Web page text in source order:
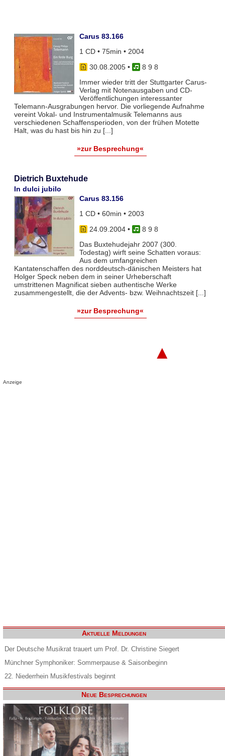
Carus 83.166
1 CD • 75min • 2004
30.08.2005•
8 9 8
Immer wieder tritt der Stuttgarter Carus-
Verlag mit Notenausgaben und CD-
Veröffentlichungen interessanter
Telemann-Ausgrabungen hervor. Die vorliegende Aufnahme
vereint Vokal- und Instrumentalmusik Telemanns aus
verschiedenen Schaffensperioden, von der frühen Motette
Halt, was du hast bis hin zu [...]
»zur Besprechung«
Dietrich Buxtehude
In dulci jubilo
Carus 83.156
1 CD • 60min • 2003
24.09.2004•
8 9 8
Das Buxtehudejahr 2007 (300.
Todestag) wirft seine Schatten voraus:
Aus dem umfangreichen
Kantatenschaffen des norddeutsch-dänischen Meisters hat
Holger Speck neben dem in seiner Urheberschaft
umstrittenen Magnificat sieben authentische Werke
zusammengestellt, die der Advents- bzw. Weihnachtszeit [...]
»zur Besprechung«
▲
Anzeige
Aktuelle Meldungen
Der Deutsche Musikrat trauert um Prof. Dr. Christine Siegert
Münchner Symphoniker: Sommerpause & Saisonbeginn
22. Niederrhein Musikfestivals beginnt
Neue Besprechungen